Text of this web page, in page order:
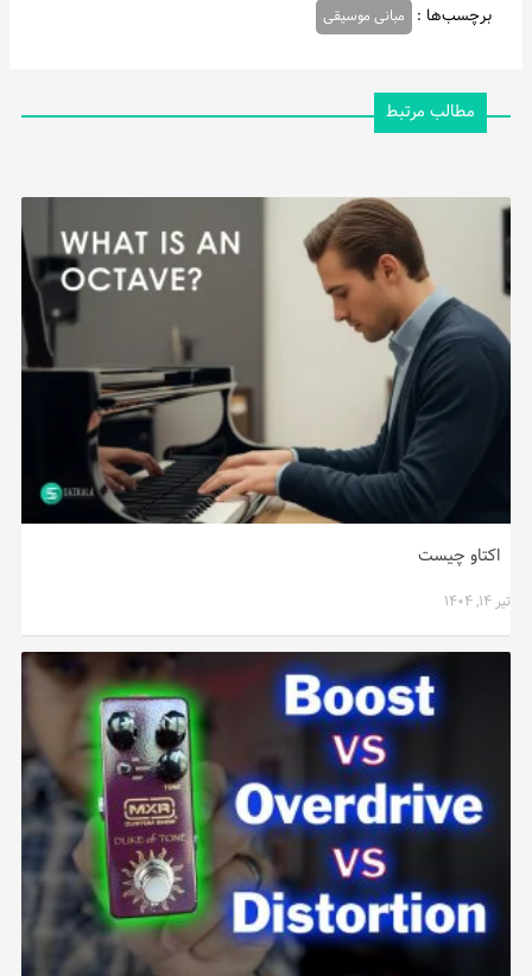
برچسب‌ها : مبانی موسیقی
مطالب مرتبط
اکتاو چیست
تیر ۱۴, ۱۴۰۴